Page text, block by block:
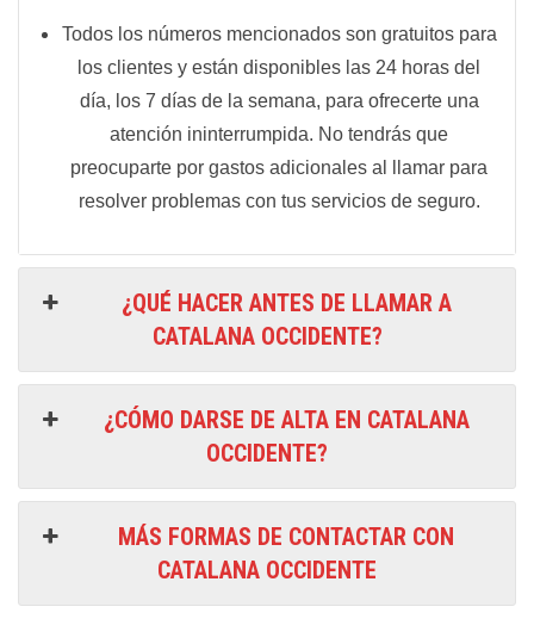
Todos los números mencionados son gratuitos para
los clientes y están disponibles las 24 horas del
día, los 7 días de la semana, para ofrecerte una
atención ininterrumpida. No tendrás que
preocuparte por gastos adicionales al llamar para
resolver problemas con tus servicios de seguro.
¿QUÉ HACER ANTES DE LLAMAR A
CATALANA OCCIDENTE?
¿CÓMO DARSE DE ALTA EN CATALANA
OCCIDENTE?
MÁS FORMAS DE CONTACTAR CON
CATALANA OCCIDENTE